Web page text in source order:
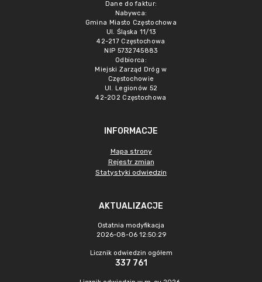
Dane do faktur:
Nabywca:
Gmina Miasto Częstochowa
Ul. Śląska 11/13
42-217 Częstochowa
NIP 5732745883
Odbiorca:
Miejski Zarząd Dróg w
Częstochowie
Ul. Legionów 52
42-202 Częstochowa
INFORMACJE
Mapa strony
Rejestr zmian
Statystyki odwiedzin
AKTUALIZACJE
Ostatnia modyfikacja
2026-08-06 12:50:29
Licznik odwiedzin ogółem
337 761